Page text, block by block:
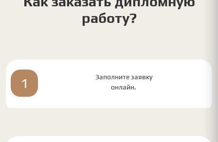
работу?
1
Заполните заявку
онлайн.